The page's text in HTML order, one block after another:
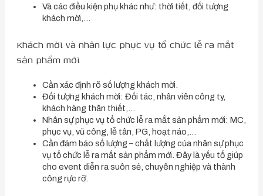
Và các điều kiện phụ khác như: thời tiết, đối tượng
khách mời,…
Khách mời và nhân lực phục vụ tổ chức lễ ra mắt
sản phẩm mới
Cần xác định rõ số lượng khách mời.
Đối tượng khách mời: Đối tác, nhân viên công ty,
khách hàng thân thiết,…
Nhân sự phục vụ tổ chức lễ ra mắt sản phẩm mới: MC,
phục vụ, vũ công, lễ tân, PG, hoạt náo,…
Cần đảm bảo số lượng – chất lượng của nhân sự phục
vụ tổ chức lễ ra mắt sản phẩm mới. Đây là yếu tố giúp
cho event diễn ra suôn sẻ, chuyên nghiệp và thành
công rực rỡ.